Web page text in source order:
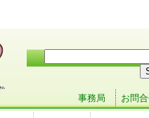
事務局 お問